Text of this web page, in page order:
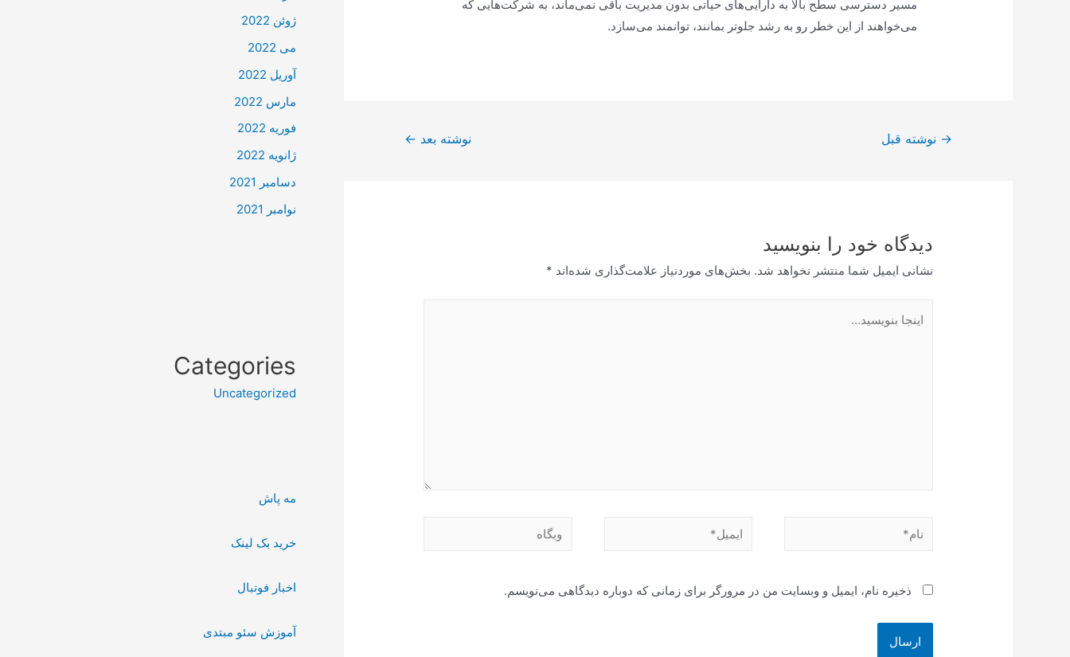
مسیر دسترسی سطح بالا به دارایی‌های حیاتی بدون مدیریت باقی نمی‌ماند، به شرکت‌هایی که
می‌خواهند از این خطر رو به رشد جلوتر بمانند، توانمند می‌سازد.
→ نوشته قبل نوشته بعد ←
دیدگاه‌ خود را بنویسید
نشانی ایمیل شما منتشر نخواهد شد. بخش‌های موردنیاز علامت‌گذاری شده‌اند *
بنویسید…
نام* ایمیل* وبگاه
ذخیره نام، ایمیل و وبسایت من در مرورگر برای زمانی که دوباره دیدگاهی می‌نویسم.
ژوئن 2022
می 2022
آوریل 2022
مارس 2022
فوریه 2022
ژانویه 2022
دسامبر 2021
نوامبر 2021
Categories
Uncategorized
مه پاش
خرید بک لینک
اخبار فوتبال
آموزش سئو مبتدی